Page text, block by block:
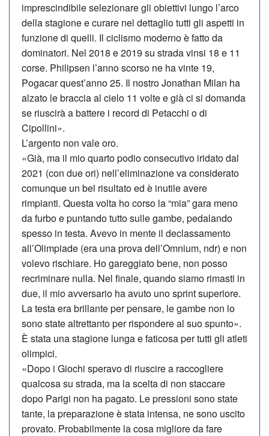
imprescindibile selezionare gli obiettivi lungo l’arco
della stagione e curare nel dettaglio tutti gli aspetti in
funzione di quelli. Il ciclismo moderno è fatto da
dominatori. Nel 2018 e 2019 su strada vinsi 18 e 11
cor­se. Philipsen l’anno scorso ne ha vinte 19,
Pogacar quest’anno 25. Il nostro Jonathan Milan ha
alzato le braccia al cielo 11 volte e già ci si domanda
se riuscirà a battere i record di Petacchi o di
Cipollini».
L’argento non vale oro.
«Già, ma il mio quarto podio consecutivo iridato dal
2021 (con due ori) nel­l’eliminazione va considerato
co­mun­que un bel risultato ed è inutile avere
rimpianti. Questa volta ho corso la “mia” gara meno
da furbo e puntando tutto sulle gambe, pedalando
spesso in testa. Avevo in mente il declassamento
all’Olimpiade (era una prova dell’Om­nium, ndr) e non
volevo rischiare. Ho gareggiato bene, non posso
recriminare nulla. Nel finale, quando siamo rimasti in
due, il mio avversario ha avuto uno sprint superiore.
La testa era brillante per pensare, le gambe non lo
sono sta­te altrettanto per rispondere al suo spunto».
È stata una stagione lunga e faticosa per tutti gli atleti
olimpici.
«Dopo i Giochi speravo di riuscire a raccogliere
qualcosa su strada, ma la scelta di non staccare
dopo Parigi non ha pagato. Le pressioni sono state
tante, la preparazione è stata intensa, ne sono uscito
provato. Pro­ba­bil­mente la cosa migliore da fare